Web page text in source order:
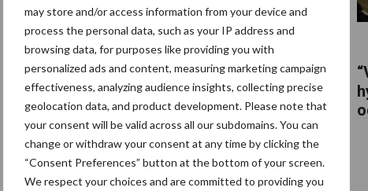
may store and/or access information from your device and
process the personal data, such as your IP address and
browsing data, for purposes like providing you with
personalized ads and content, measuring marketing campaign
effectiveness, analyzing audience insights, collecting precise
geolocation data, and product development. Please note that
your consent will be valid across all our subdomains. You can
change or withdraw your consent at any time by clicking the
“Consent Preferences” button at the bottom of your screen.
We respect your choices and are committed to providing you
Tien praktische tips voor een langere
levensduur